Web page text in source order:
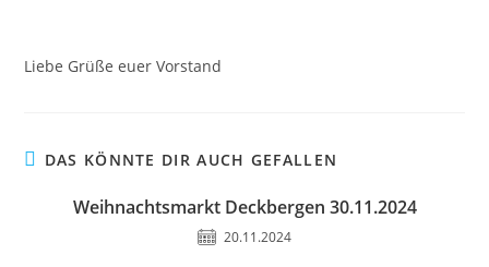
Liebe Grüße euer Vorstand
DAS KÖNNTE DIR AUCH GEFALLEN
Weihnachtsmarkt Deckbergen 30.11.2024
20.11.2024